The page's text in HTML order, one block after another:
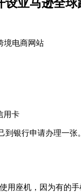
亚马逊全
境电商网站
用卡
银行申请办理一
用座机，因为有的手